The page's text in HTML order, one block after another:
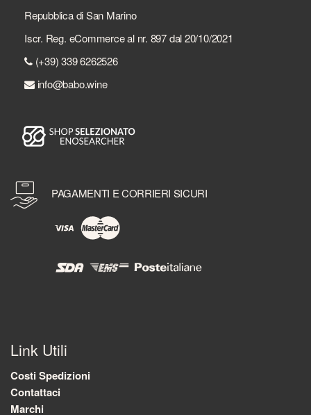
Repubblica di San Marino
Iscr. Reg. eCommerce al nr. 897 dal 20/10/2021
(+39) 339 6262526
info@babo.wine
PAGAMENTI E CORRIERI SICURI
Link Utili
Costi Spedizioni
Contattaci
Marchi